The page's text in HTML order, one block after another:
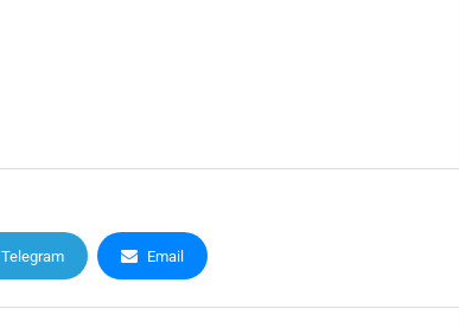
Telegram Email